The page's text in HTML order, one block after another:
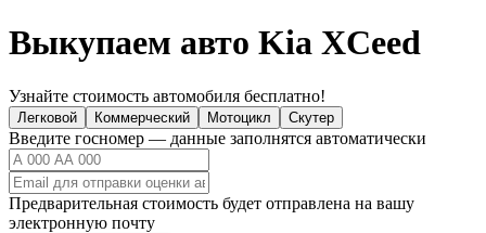
Выкупаем авто Kia XCeed
Узнайте стоимость автомобиля бесплатно!
Легковой Коммерческий Мотоцикл Скутер
Введите госномер — данные заполнятся автоматически
Предварительная стоимость будет отправлена на вашу
электронную почту